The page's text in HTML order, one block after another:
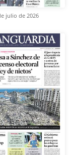
julio de 2026